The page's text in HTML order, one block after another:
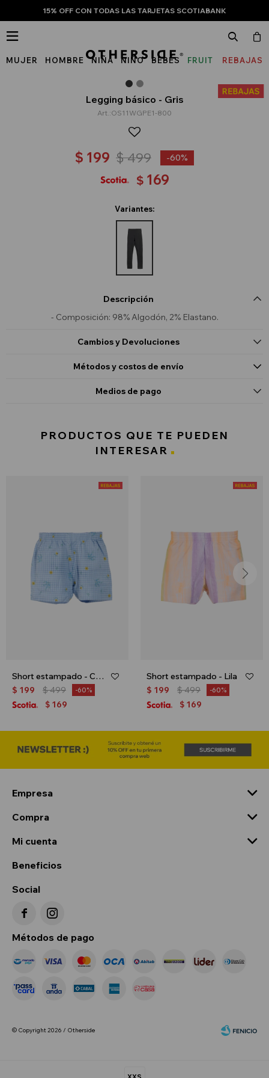
15% OFF CON TODAS LAS TARJETAS SCOTIABANK
MUJER HOMBRE NIÑA NIÑO BEBÉS
FRUIT
REBAJAS

Legging básico - Gris
OS11WGPE1-800
$ 199 $499 60
$ 169
Variantes:
Descripción
- Composición: 98% Algodón, 2% Elastano.
Cambios y Devoluciones
Métodos y costos de envío
Medios de pago
PRODUCTOS QUE TE PUEDEN
INTERESAR
Short estampado - Celeste
$ 199 $499 60
$ 169
Short estampado - Lila
$ 199 $499 60
$ 169
Empresa
Compra
Mi cuenta
Beneficios
Social
 
Métodos de pago
© Copyright 2026 / Otherside